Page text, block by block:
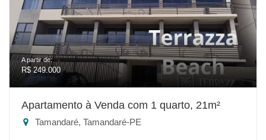
A partir de:
R$ 249.000
Apartamento à Venda com 1 quarto, 21m²
Tamandaré, Tamandaré-PE